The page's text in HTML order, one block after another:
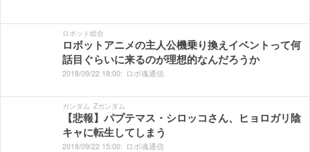
ロボット総合
ロボットアニメの主人公機乗り換えイベントって何
話目ぐらいに来るのが理想的なんだろうか
2018/09/22 18:00: ロボ魂通信
ガンダム Zガンダム
【悲報】パプテマス・シロッコさん、ヒョロガリ陰
キャに転生してしまう
2018/09/22 15:00: ロボ魂通信